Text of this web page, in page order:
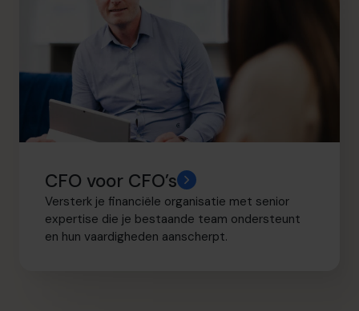
CFO voor CFO’s
Versterk je financiële organisatie met senior
expertise die je bestaande team ondersteunt
en hun vaardigheden aanscherpt.